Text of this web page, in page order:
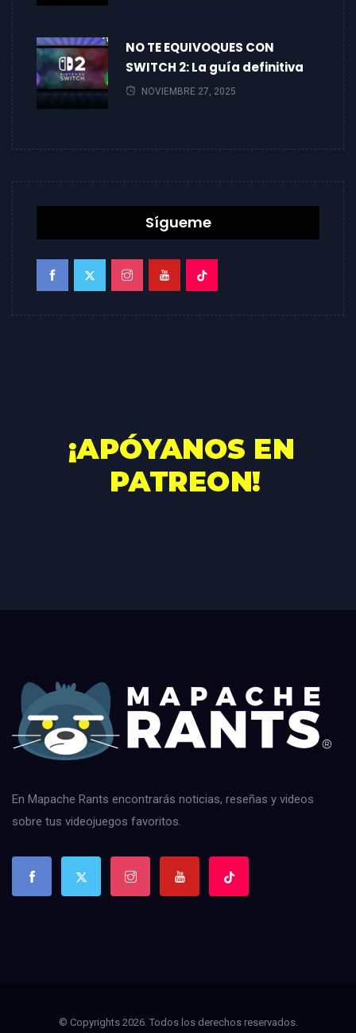
NO TE EQUIVOQUES CON
SWITCH 2: La guía definitiva
NOVIEMBRE 27, 2025
Sígueme
En Mapache Rants encontrarás noticias, reseñas y videos
sobre tus videojuegos favoritos.
© Copyrights 2026. Todos los derechos reservados.